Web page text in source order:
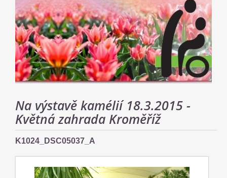
Na výstavě kamélií 18.3.2015 -
Květná zahrada Kroměříž
K1024_DSC05037_A